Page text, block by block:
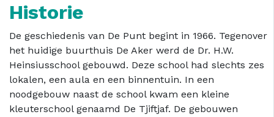
Historie
De geschiedenis van De Punt begint in 1966. Tegenover
het huidige buurthuis De Aker werd de Dr. H.W.
Heinsiusschool gebouwd. Deze school had slechts zes
lokalen, een aula en een binnentuin. In een
noodgebouw naast de school kwam een kleine
kleuterschool genaamd De Tjiftjaf. De gebouwen